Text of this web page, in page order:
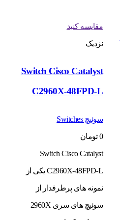
مقایسه کنید
نزدیک
Switch Cisco Catalyst
C2960X-48FPD-L
سوئیچ Switches
0 تومان
Switch Cisco Catalyst
C2960X-48FPD-L یکی از
نمونه های پرطرفدار از
سوئیچ های سری 2960X